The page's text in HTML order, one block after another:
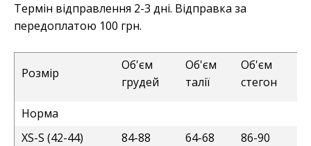
Термін відправлення 2-3 дні. Відправка за
передоплатою 100 грн.
Розмір
Об'єм
грудей
Об'єм
талії
Об'єм
стегон
Норма
XS-S (42-44)
84-88 64-68
86-90